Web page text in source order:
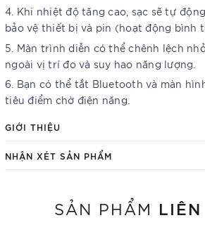
Khi nhiệt độ tăng cao, sạc sẽ tự
bảo vệ thiết bị và pin (hoạt động bình
Màn trình diễn có thể chênh lệch
ngoài vị trí đo và suy hao năng lượng.
Bạn có thể tắt Bluetooth và màn
tiêu điểm chờ điện năng.
GIỚI THIỆU
NHẬN XÉT SẢN PHẨM
SẢN PHẨM